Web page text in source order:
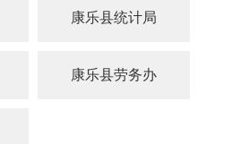
局
康乐县统计局
康乐县劳务办